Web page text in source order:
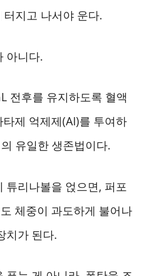
지고 나서야 운다.
아니다.
전후를 유지하도록 혈액
제 억제제(AI)를 투여하
유일한 생존법이다.
튜리나볼을 얹으면, 퍼포
체중이 과도하게 불어나
치가 된다.